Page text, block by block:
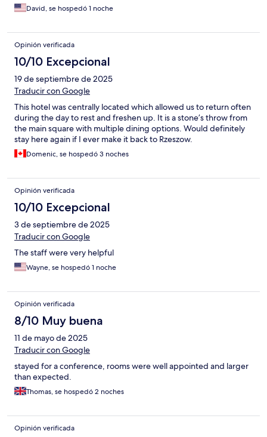
David, se hospedó 1 noche
Opinión verificada
10/10 Excepcional
19 de septiembre de 2025
Traducir con Google
This hotel was centrally located which allowed us to return often
during the day to rest and freshen up. It is a stone’s throw from
the main square with multiple dining options. Would definitely
stay here again if I ever make it back to Rzeszow.
Domenic, se hospedó 3 noches
Opinión verificada
10/10 Excepcional
3 de septiembre de 2025
Traducir con Google
The staff were very helpful
Wayne, se hospedó 1 noche
Opinión verificada
8/10 Muy buena
11 de mayo de 2025
Traducir con Google
stayed for a conference, rooms were well appointed and larger
than expected.
Thomas, se hospedó 2 noches
Opinión verificada